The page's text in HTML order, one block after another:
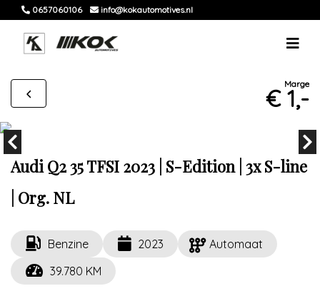
0657060106 info@kokautomotives.nl
Marge
€ 1,-
Audi Q2 35 TFSI 2023 | S-Edition | 3x S-line
| Org. NL
Benzine 2023
Automaat
39.780 KM